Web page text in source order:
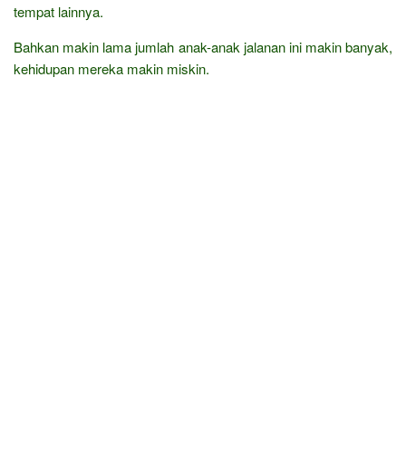
tempat lainnya.
Bahkan makin lama jumlah anak-anak jalanan ini makin banyak,
kehidupan mereka makin miskin.